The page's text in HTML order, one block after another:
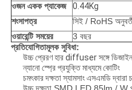
ওজন একক প্যাকেজ
0.44Kg
শংসাপত্র
সিই / RoHS
ওয়ারেন্টি সময়ের
3 বছর
প্রতিযোগিতামূলক সুবিধা:
উচ্চ প্রেরণ হার diffuser সঙ্গে
ন্যানো স্প্রে প্রযুক্তি মাধ্যমে কোটিং
চমৎকার দক্ষতা স্যামসাং এসএমডি দ্বারা